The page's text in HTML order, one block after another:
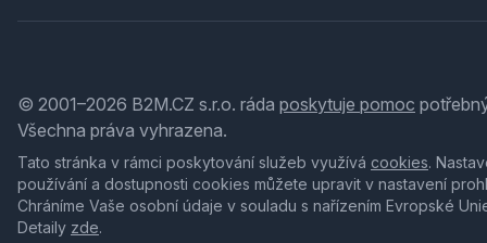
© 2001–2026 B2M.CZ s.r.o. ráda poskytuje pomoc
Všechna práva vyhrazena.
Tato stránka v rámci poskytování služeb využívá cookies.
používání a dostupnosti cookies můžete upravit v nastavení
Chráníme Vaše osobní údaje v souladu s nařízením Evropské
Detaily zde.